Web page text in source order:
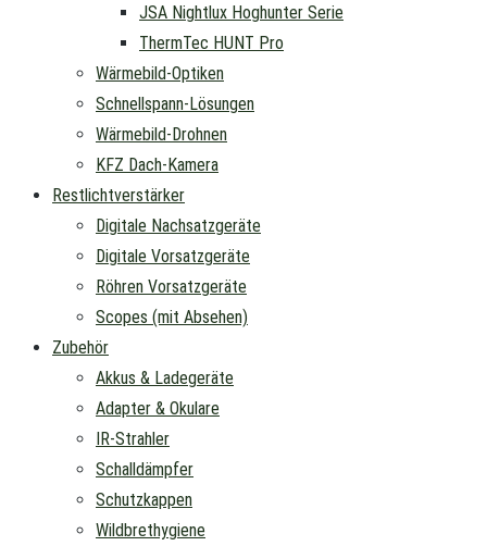
JSA Nightlux Hoghunter Serie
ThermTec HUNT Pro
Wärmebild-Optiken
Schnellspann-Lösungen
Wärmebild-Drohnen
KFZ Dach-Kamera
Restlichtverstärker
Digitale Nachsatzgeräte
Digitale Vorsatzgeräte
Röhren Vorsatzgeräte
Scopes (mit Absehen)
Zubehör
Akkus & Ladegeräte
Adapter & Okulare
IR-Strahler
Schalldämpfer
Schutzkappen
Wildbrethygiene